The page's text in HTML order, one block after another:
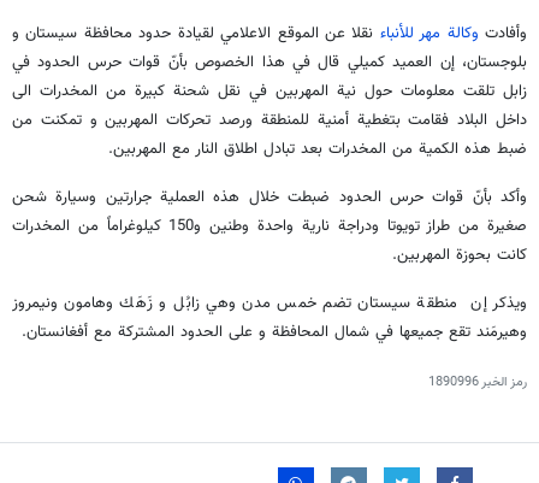
وأفادت وكالة مهر للأنباء نقلا عن الموقع الاعلامي لقيادة حدود محافظة سيستان و
بلوجستان، إن العميد كميلي قال في هذا الخصوص بأنّ قوات حرس الحدود في
زابل تلقت معلومات حول نية المهربين في نقل شحنة كبيرة من المخدرات الى
داخل البلاد فقامت بتغطية أمنية للمنطقة ورصد تحركات المهربين و تمكنت من
ضبط هذه الكمية من المخدرات بعد تبادل اطلاق النار مع المهربين.
وأكد بأنّ قوات حرس الحدود ضبطت خلال هذه العملية جرارتين وسيارة شحن
صغيرة من طراز تويوتا ودراجة نارية واحدة وطنين و150 كيلوغراماً من المخدرات
كانت بحوزة المهربين.
ويذكر إن منطقة سيستان تضم خمس مدن وهي زابُل و زَهَك وهامون ونيمروز
وهيرمَند تقع جميعها في شمال المحافظة و على الحدود المشتركة مع أفغانستان.
رمز الخبر1890996